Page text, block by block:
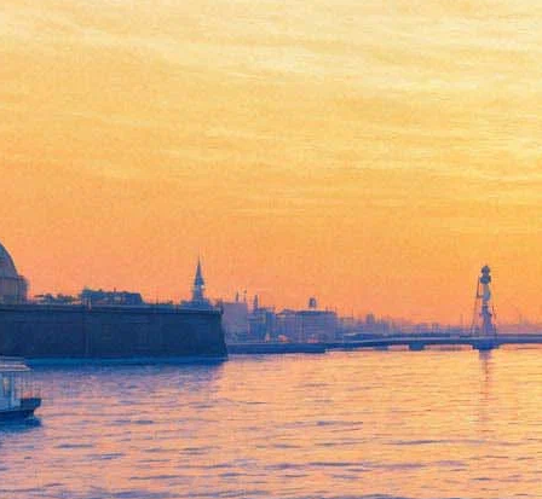
Буров: ГМЗ «Исаакиевский
собор» готов взять галереи
Конюшенного ведомства под
концертный зал
Версия для печати
Музей «Исаакиевский собор» готов использовать две галереи
Конюшенного ведомства длиной 110 метров под концертные
и выставочные залы взамен Смольного собора, который город
передает Церкви, заявил глава музея Николай Буров на Совете
по сохранению культурного наследия.